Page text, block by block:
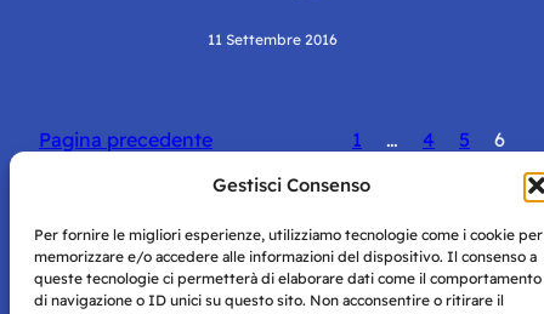
Gestisci Consenso
Per fornire le migliori esperienze, utilizziamo tecnologie come i cookie per
memorizzare e/o accedere alle informazioni del dispositivo. Il consenso a
queste tecnologie ci permetterà di elaborare dati come il comportamento
di navigazione o ID unici su questo sito. Non acconsentire o ritirare il
11 Settembre 2016
Pagina precedente 1 … 4 5 6
Storie di Napoli è una testata registrata presso il tribunale di